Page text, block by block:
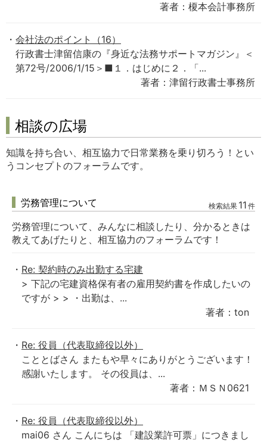
著者：榎本会計事務所
会社法のポイント（16）
行政書士津留信康の『身近な法務サポートマガジン』＜
第72号/2006/1/15＞■１．はじめに２．「...
著者：津留行政書士事務所
相談の広場
知識を持ち合い、相互協力で日常業務を乗り切ろう！とい
うコンセプトのフォーラムです。
労務管理について 検索結果 11 件
労務管理について、みんなに相談したり、分かるときは
教えてあげたりと、相互協力のフォーラムです！
Re: 契約時のみ出勤する宅建
> 下記の宅建資格保有者の雇用契約書を作成したいの
ですが > > ・出勤は、...
著者：ton
Re: 役員（代表取締役以外）
こととばさん またもや早々にありがとうございます！
感謝いたします。 その役員は、...
著者：ＭＳＮ0621
Re: 役員（代表取締役以外）
mai06 さん こんにちは 「建設業許可票」につきまし